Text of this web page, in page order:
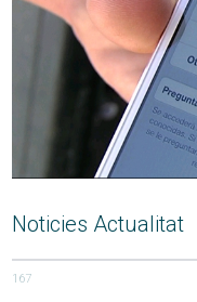
Noticies Actualitat
167